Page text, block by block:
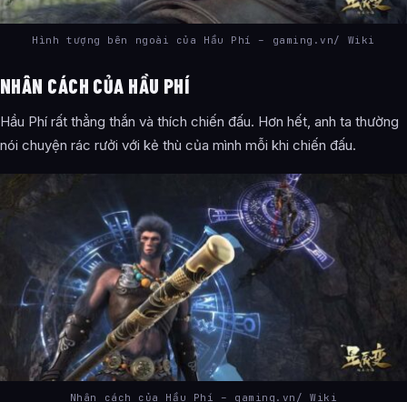
Hình tượng bên ngoài của Hầu Phí – gaming.vn/ Wiki
NHÂN CÁCH CỦA HẦU PHÍ
Hầu Phí rất thẳng thắn và thích chiến đấu. Hơn hết, anh ta thường
nói chuyện rác rưởi với kẻ thù của mình mỗi khi chiến đấu.
Nhân cách của Hầu Phí – gaming.vn/ Wiki